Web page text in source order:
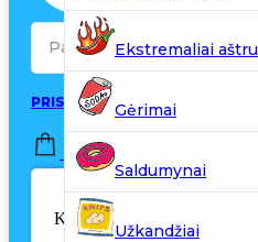
Search
PRISIJUNGTI / REGISTRUOTIS
0,00€
Krepšelyje nėra produktų.
Ekstremaliai aštru
Gėrimai
Saldumynai
Užkandžiai